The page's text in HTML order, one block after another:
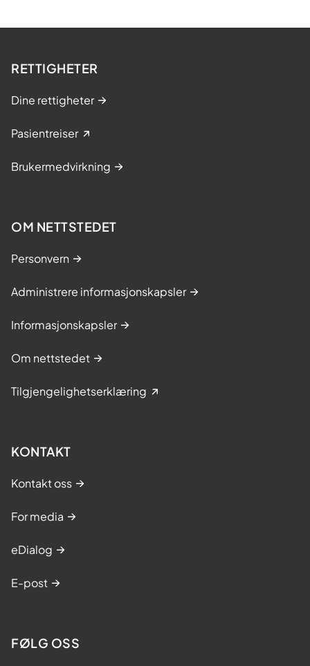
RETTIGHETER
Dine rettigheter
Pasientreiser
Brukermedvirkning
OM NETTSTEDET
Personvern
Administrere informasjonskapsler
Informasjonskapsler
Om nettstedet
Tilgjengelighetserklæring
KONTAKT
Kontakt oss
For media
eDialog
E-post
FØLG OSS